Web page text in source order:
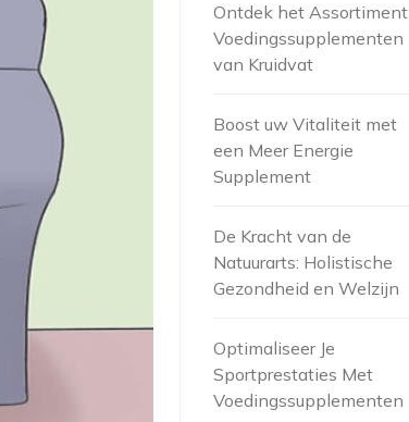
Ontdek het Assortiment
Voedingssupplementen
van Kruidvat
Boost uw Vitaliteit met
een Meer Energie
Supplement
De Kracht van de
Natuurarts: Holistische
Gezondheid en Welzijn
Optimaliseer Je
Sportprestaties Met
Voedingssupplementen